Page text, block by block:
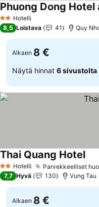
2 Tähtiluokitus
Hotelli
Phuong Dong
8,5 Loistava 41 Quy
Alkaen 8 €
Näytä hinnat 6 sivustolta
2 Tähtiluokitus
Hotelli Parvekkeelliset
Thai Quang Hotel
7,7 Hyvä 130 Vung Tau
Alkaen 8 €